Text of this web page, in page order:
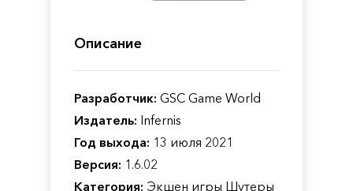
Описание
Разработчик: GSC Game World
Издатель: Infernis
Год выхода: 13 июля 2021
Версия: 1.6.02
Категория: Экшен игры Шутеры